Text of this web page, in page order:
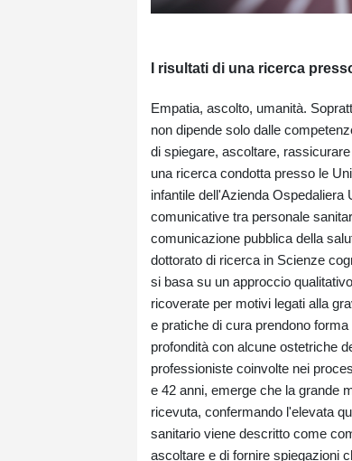
I risultati di una ricerca
Empatia, ascolto, umanità.
non dipende solo dalle
di spiegare, ascoltare,
una ricerca condotta presso le
infantile dell'Azienda
comunicative tra personale
comunicazione pubblica della
dottorato di ricerca in Scienze
si basa su un approccio
ricoverate per motivi legati alla
e pratiche di cura prendono
profondità con alcune ostetriche
professioniste coinvolte nei
e 42 anni, emerge che la grande
ricevuta, confermando l'elevata
sanitario viene descritto come
ascoltare e di fornire spiegazioni